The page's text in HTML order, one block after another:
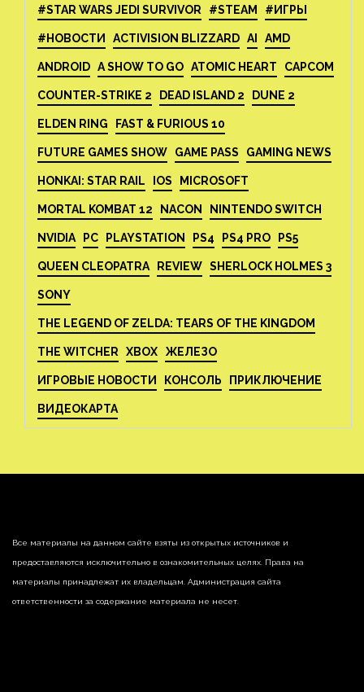
#STAR WARS JEDI SURVIVOR #STEAM #ИГРЫ
#НОВОСТИ ACTIVISION BLIZZARD AI AMD
ANDROID A SHOW TO GO ATOMIC HEART CAPCOM
COUNTER-STRIKE 2 DEAD ISLAND 2 DUNE 2
ELDEN RING FAST & FURIOUS 10
FUTURE GAMES SHOW GAME PASS GAMING NEWS
HONKAI: STAR RAIL IOS MICROSOFT
MORTAL KOMBAT 12 NACON NINTENDO SWITCH
NVIDIA PC PLAYSTATION PS4 PS4 PRO PS5
QUEEN CLEOPATRA REVIEW SHERLOCK HOLMES 3
SONY
THE LEGEND OF ZELDA: TEARS OF THE KINGDOM
THE WITCHER XBOX ЖЕЛЕЗО
ИГРОВЫЕ НОВОСТИ КОНСОЛЬ ПРИКЛЮЧЕНИЕ
ВИДЕОКАРТА
Все материалы на данном сайте взяты из открытых источников и
предоставляются исключительно в ознакомительных целях. Права на
материалы принадлежат их владельцам. Администрация сайта
ответственности за содержание материала не несет.